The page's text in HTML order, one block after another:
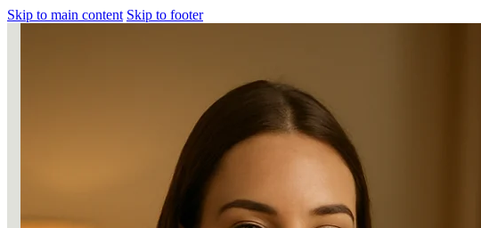
Skip to main content Skip to footer